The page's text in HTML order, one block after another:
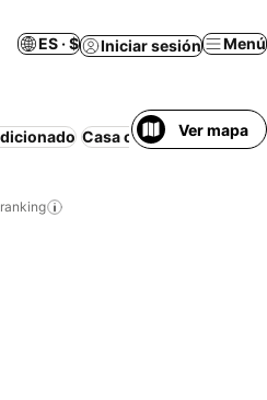
ES · $ Iniciar sesión Menú
Casa o apartamento
Ver mapa